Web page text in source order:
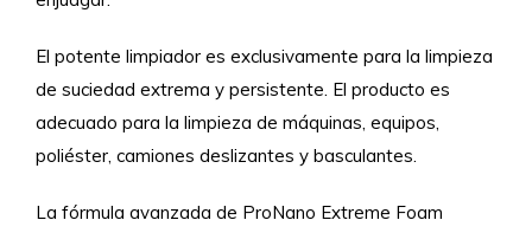
El potente limpiador es exclusivamente para la limpieza
de suciedad extrema y persistente. El producto es
adecuado para la limpieza de máquinas, equipos,
poliéster, camiones deslizantes y basculantes.
La fórmula avanzada de ProNano Extreme Foam